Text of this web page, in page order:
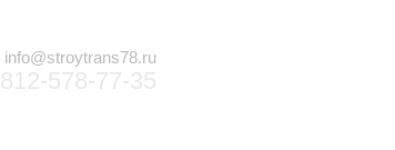
info@stroytrans78.ru